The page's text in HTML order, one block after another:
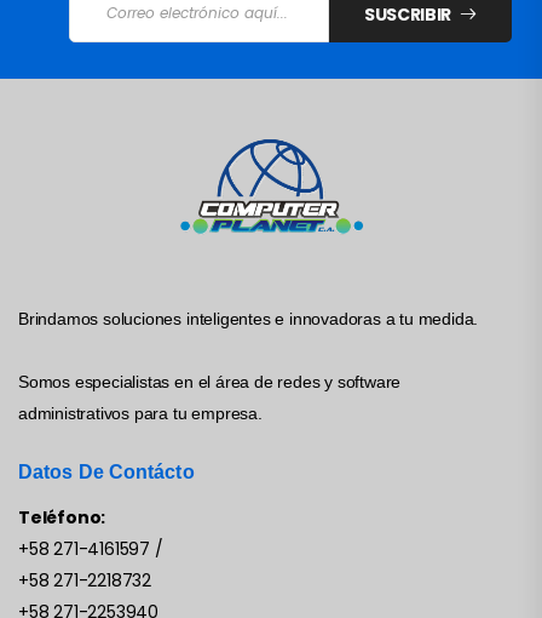
SUSCRIBIR
Brindamos soluciones inteligentes e innovadoras a tu medida.
Somos especialistas en el área de redes y software
administrativos para tu empresa.
Datos De Contácto
Teléfono:
+58 271-4161597 /
+58 271-2218732
+58 271-2253940